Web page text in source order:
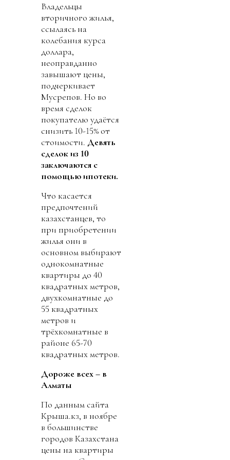
Владельцы
вторичного жилья,
ссылаясь на
колебания курса
доллара,
неоправданно
завышают цены,
подчеркивает
Мусрепов. Но во
время сделок
покупателю удаётся
снизить 10-15% от
стоимости. Девять
сделок из 10
заключаются с
помощью ипотеки.
Что касается
предпочтений
казахстанцев, то
при приобретении
жилья они в
основном выбирают
однокомнатные
квартиры до 40
квадратных метров,
двухкомнатные до
55 квадратных
метров и
трёхкомнатные в
районе 65-70
квадратных метров.
Дороже всех – в
Алматы
По данным сайта
Крыша.кз, в ноябре
в большинстве
городов Казахстана
цены на квартиры